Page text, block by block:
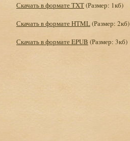
Скачать в формате TXT(Размер: 1кб)
Скачать в формате HTML(Размер: 2кб)
Скачать в формате EPUB (Размер: 3кб)